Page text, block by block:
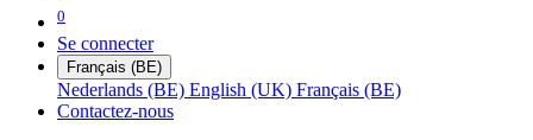
0
Se connecter
Français (BE)
Nederlands (BE) English (UK) Français (BE)
Contactez-nous